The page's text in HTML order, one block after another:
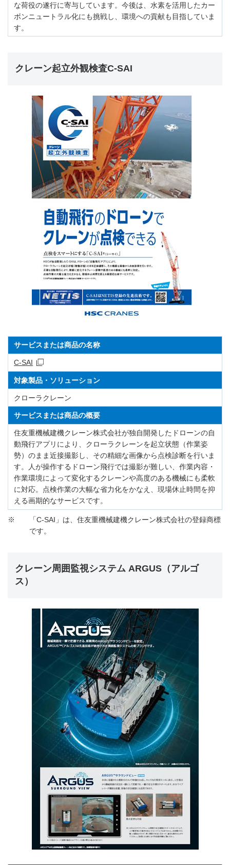
な荷役の遂行に寄与しています。今後は、水素を活用したカー
ボンニュートラル化にも挑戦し、環境への貢献も目指していま
す。
クレーン起立外観検査C-SAI
サービスまたは商品の名称
C-SAI
対象製品・ソリューション
クローラクレーン
サービスまたは商品の概要
住友重機械建機クレーン株式会社が独自開発したドローンの自
動飛行アプリにより、クローラクレーンを起立状態（作業姿
勢）のまま近接撮影し、その精細な画像から点検診断を行いま
す。人が操作するドローン飛行では撮影が難しい、作業内容・
作業環境によって変化するクレーンや高度のある機械にも柔軟
に対応。点検作業の大幅な省力化をかなえ、現場休止時間を抑
える画期的なサービスです。
※
「C-SAI」は、住友重機械建機クレーン株式会社の登録商標
です。
クレーン周囲監視システム ARGUS（アルゴ
ス）